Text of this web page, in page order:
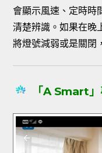
會顯示風速、定時時
清楚辨識。如果在晚
將燈號減弱或是關閉
「A Smart